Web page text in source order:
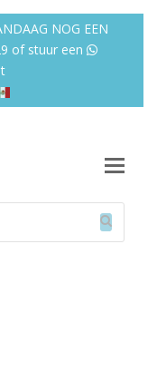
NOG EEN
of stuur een